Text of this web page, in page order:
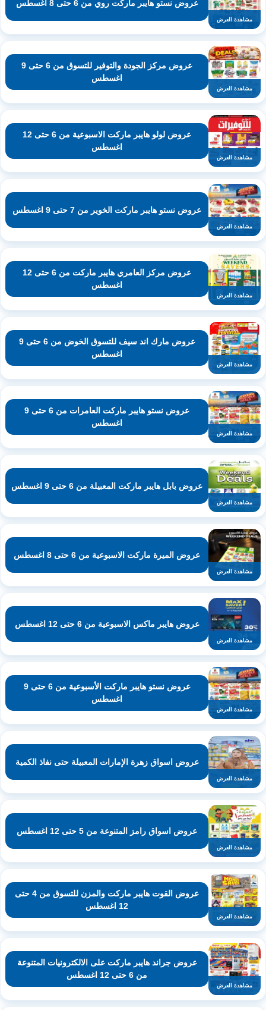
مشاهدة العرض
عروض نستو هايبر ماركت روي من 6 حتى 8 اغسطس
مشاهدة العرض
عروض مركز الجودة والتوفير للتسوق من 6 حتى 9
اغسطس
مشاهدة العرض
عروض لولو هايبر ماركت الاسبوعية من 6 حتى 12
اغسطس
مشاهدة العرض
عروض نستو هايبر ماركت الخوير من 7 حتى 9 اغسطس
مشاهدة العرض
عروض مركز العامري هايبر ماركت من 6 حتى 12
اغسطس
مشاهدة العرض
عروض مارك اند سيف للتسوق الخوض من 6 حتى 9
اغسطس
مشاهدة العرض
عروض نستو هايبر ماركت العامرات من 6 حتى 9
اغسطس
مشاهدة العرض
عروض بابل هايبر ماركت المعبيلة من 6 حتى 9 اغسطس
مشاهدة العرض
عروض الميرة ماركت الاسبوعية من 6 حتى 8 اغسطس
مشاهدة العرض
عروض هايبر ماكس الاسبوعية من 6 حتى 12 اغسطس
مشاهدة العرض
عروض نستو هايبر ماركت الأسبوعية من 6 حتى 9
اغسطس
مشاهدة العرض
عروض اسواق زهرة الإمارات المعبيلة حتى نفاذ الكمية
مشاهدة العرض
عروض اسواق رامز المتنوعة من 5 حتى 12 اغسطس
مشاهدة العرض
عروض القوت هايبر ماركت والمزن للتسوق من 4 حتى
12 اغسطس
مشاهدة العرض
عروض جراند هايبر ماركت على الالكترونيات المتنوعة
من 6 حتى 12 اغسطس